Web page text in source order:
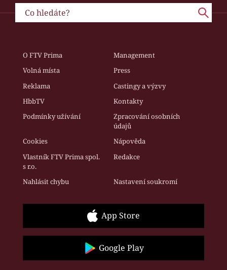
O FTV Prima
Management
Volná místa
Press
Reklama
Castingy a výzvy
HbbTV
Kontakty
Podmínky užívání
Zpracování osobních
údajů
Cookies
Nápověda
Vlastník FTV Prima spol.
s r.o.
Redakce
Nahlásit chybu Nastavení soukromí
App Store
Google Play